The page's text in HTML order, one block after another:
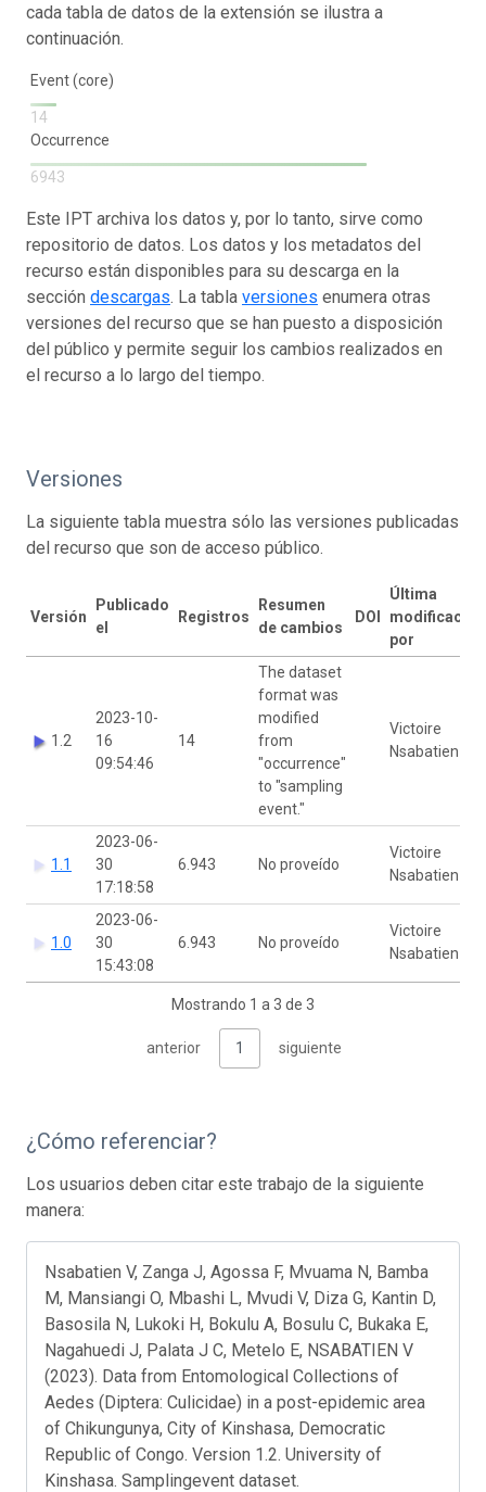
cada tabla de datos de la extensión se ilustra a
continuación.
Event (core)
14
Occurrence
6943
Este IPT archiva los datos y, por lo tanto, sirve como
repositorio de datos. Los datos y los metadatos del
recurso están disponibles para su descarga en la
sección descargas. La tabla versiones enumera otras
versiones del recurso que se han puesto a disposición
del público y permite seguir los cambios realizados en
el recurso a lo largo del tiempo.
Versiones
La siguiente tabla muestra sólo las versiones publicadas
del recurso que son de acceso público.
Versión
Publicado
el
Registros
Resumen
de cambios
DOI
Última
modificación
por
1.2
2023-10-
16
09:54:46
14
The dataset
format was
modified
from
"occurrence"
to "sampling
event."
Victoire
Nsabatien
1.1
2023-06-
30
17:18:58
6.943 No proveído
Victoire
Nsabatien
1.0
2023-06-
30
15:43:08
6.943 No proveído
Victoire
Nsabatien
Mostrando 1 a 3 de 3
anterior 1 siguiente
¿Cómo referenciar?
Los usuarios deben citar este trabajo de la siguiente
manera:
Nsabatien V, Zanga J, Agossa F, Mvuama N, Bamba
M, Mansiangi O, Mbashi L, Mvudi V, Diza G, Kantin D,
Basosila N, Lukoki H, Bokulu A, Bosulu C, Bukaka E,
Nagahuedi J, Palata J C, Metelo E, NSABATIEN V
(2023). Data from Entomological Collections of
Aedes (Diptera: Culicidae) in a post-epidemic area
of Chikungunya, City of Kinshasa, Democratic
Republic of Congo. Version 1.2. University of
Kinshasa. Samplingevent dataset.